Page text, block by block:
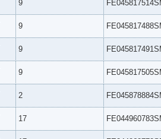
9
9
9
9
2
17